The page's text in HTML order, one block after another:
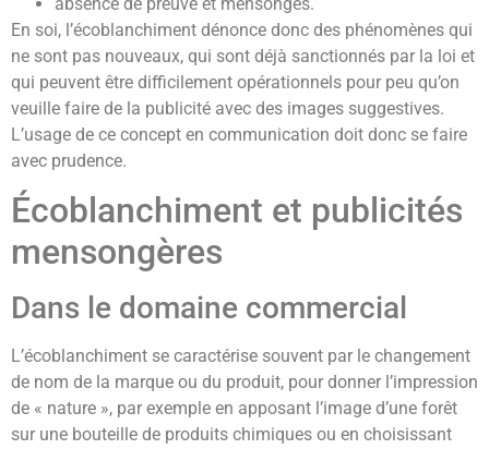
En soi, l’écoblanchiment dénonce donc des phénomènes qui
ne sont pas nouveaux, qui sont déjà sanctionnés par la loi et
qui peuvent être difficilement opérationnels pour peu qu’on
veuille faire de la publicité avec des images suggestives.
L’usage de ce concept en communication doit donc se faire
avec prudence.
Écoblanchiment et publicités
mensongères
Dans le domaine commercial
L’écoblanchiment se caractérise souvent par le changement
de nom de la marque ou du produit, pour donner l’impression
de « nature », par exemple en apposant l’image d’une forêt
sur une bouteille de produits chimiques ou en choisissant